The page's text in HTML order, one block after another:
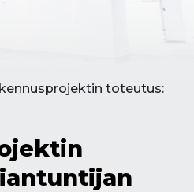
toteutus: